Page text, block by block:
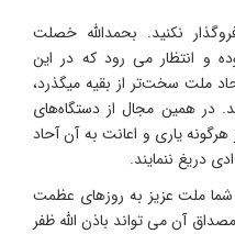
نکنید. بحمدالله خصلت
و انتظار می رود که در این
ملت سخت‌تر از بقیه میگذرد،
در همین مجال از دستگاه‌های
یاری و اعانت به آن آحاد
دریغ ننمایند.
شما ملت عزیز به روزهای عظمت
آن می تواند باذن الله ظفر